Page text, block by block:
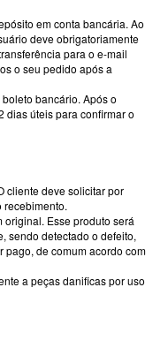
em conta bancária. Ao
deve obrigatoriamente
para o e-mail
o seu pedido após a
bancário. Após o
dias úteis para confirmar o
cliente deve solicitar por
recebimento.
Esse produto será
sendo detectado o defeito,
pago, de comum acordo com
a peças danificas por uso